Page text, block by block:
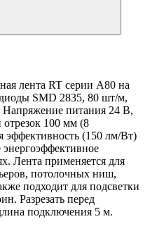
лента RT серии A80 на
SMD 2835, 80 шт/м,
Напряжение питания 24 В,
100 мм (8
эффективность (150 лм/Вт)
энергоэффективное
Лента применяется для
потолочных ниш,
подходит для подсветки
Разрезать перед
подключения 5 м.